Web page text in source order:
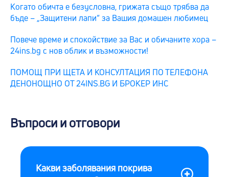
Когато обичта е безусловна, грижата също трябва да
бъде – „Защитени лапи“ за Вашия домашен любимец
Повече време и спокойствие за Вас и обичаните хора –
24ins.bg с нов облик и възможности!
ПОМОЩ ПРИ ЩЕТА И КОНСУЛТАЦИЯ ПО ТЕЛЕФОНА
ДЕНОНОЩНО ОТ 24INS.BG И БРОКЕР ИНС
Въпроси и отговори
Какви заболявания покрива